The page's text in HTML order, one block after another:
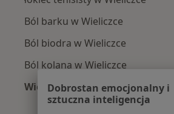
Ból barku w Wieliczce
Ból biodra w Wieliczce
Ból kolana w Wieliczce
Więcej (15)
Więcej w kategorii:
Dobrostan emocjonalny i
sztuczna inteligencja